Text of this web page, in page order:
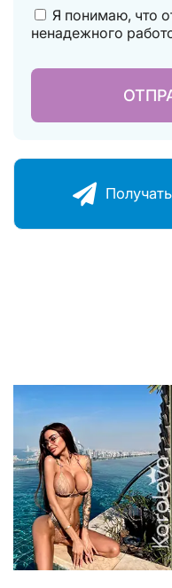
Я понимаю, что
ненадежного